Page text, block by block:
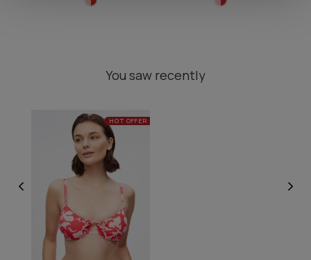
You saw recently
HOT OFFER